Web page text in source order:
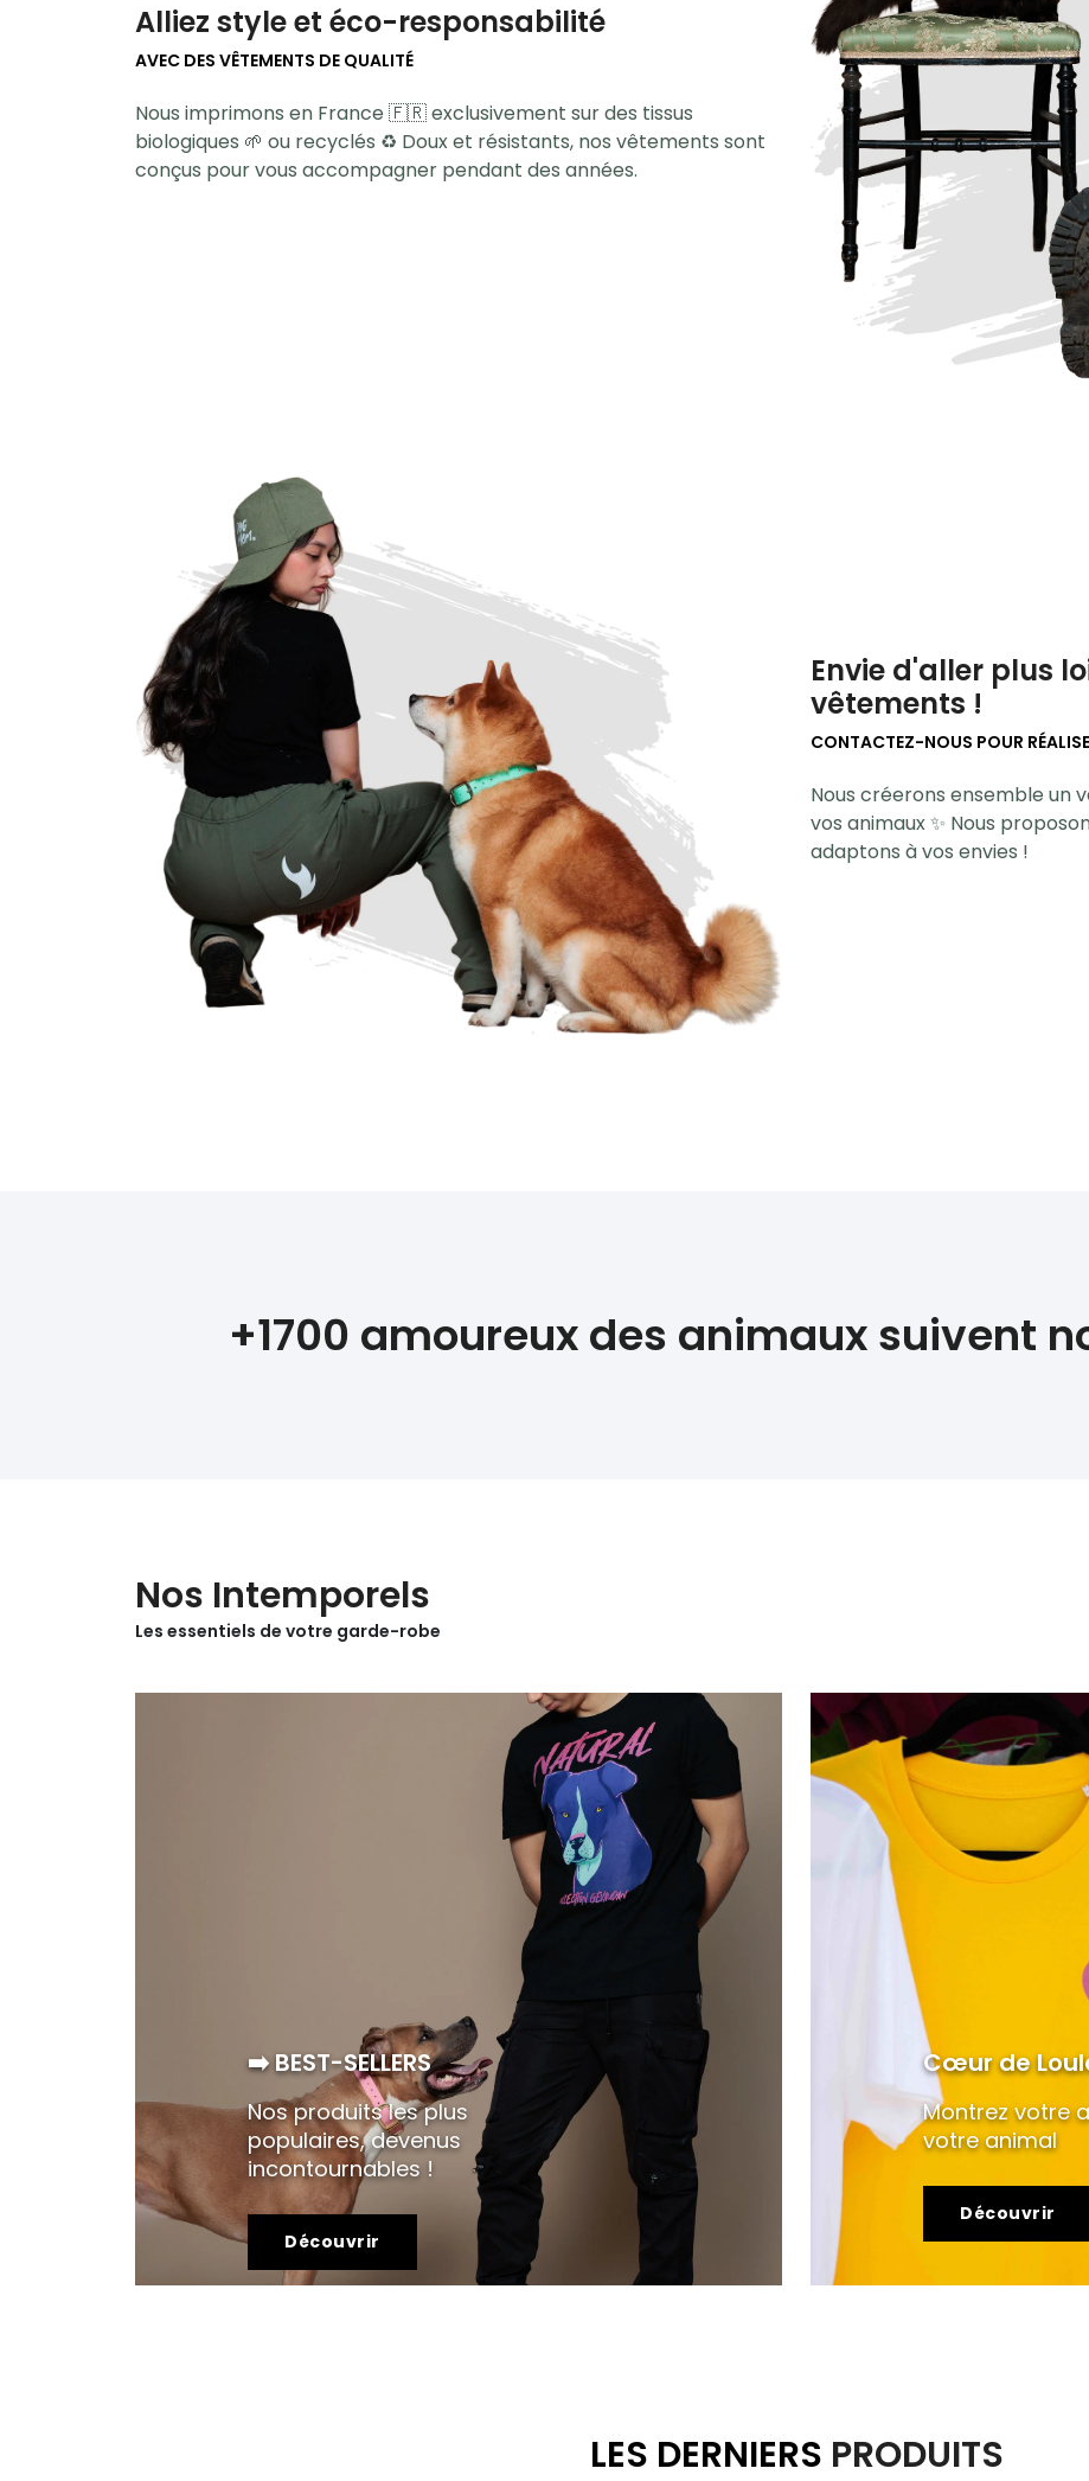
Alliez style et éco-responsabilité
AVEC DES VÊTEMENTS DE QUALITÉ
Nous imprimons en France 🇫🇷 exclusivement sur des tissus
biologiques 🌱 ou recyclés ♻️ Doux et résistants, nos vêtements sont
conçus pour vous accompagner pendant des années.
Envie d'aller plus
vêtements !
CONTACTEZ-NOUS POUR
Nous créerons ensemble un
vos animaux ✨ Nous
adaptons à vos envies !
+1700 amoureux des animaux suivent
Nos Intemporels
Les essentiels de votre garde-robe
➡️ BEST-SELLERS
Nos produits les plus
populaires, devenus
incontournables !
Découvrir
Cœur de
Montrez votre
votre animal
Découvrir
LES DERNIERS PRODUITS